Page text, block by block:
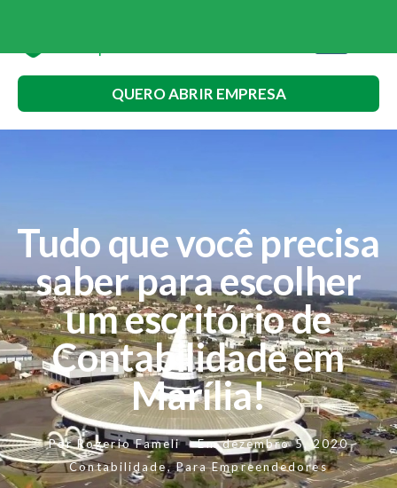
QUERO ABRIR EMPRESA
Tudo que você precisa
saber para escolher
um escritório de
Contabilidade em
Marília!
PorRogerio Fameli Em dezembro 5, 2020
Contabilidade,Para Empreendedores